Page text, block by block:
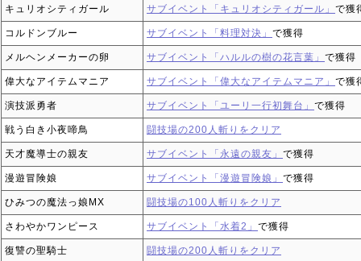
キュリオシティガール サブイベント「キュリオシティガール」 で獲
コルドンブルー サブイベント「料理対決」 で獲得
メルヘンメーカーの卵 サブイベント「ハルルの樹の花言葉」 で獲得
偉大なアイテムマニア サブイベント「偉大なアイテムマニア」 で獲
演技派勇者 サブイベント「ユーリ一行初舞台」 で獲得
戦う白き小夜啼鳥 闘技場の200人斬りをクリア
天才魔導士の親友 サブイベント「永遠の親友」 で獲得
漫遊冒険娘 サブイベント「漫遊冒険娘」 で獲得
ひみつの魔法っ娘MX 闘技場の100人斬りをクリア
さわやかワンピース サブイベント「水着2」 で獲得
復讐の聖騎士 闘技場の200人斬りをクリア